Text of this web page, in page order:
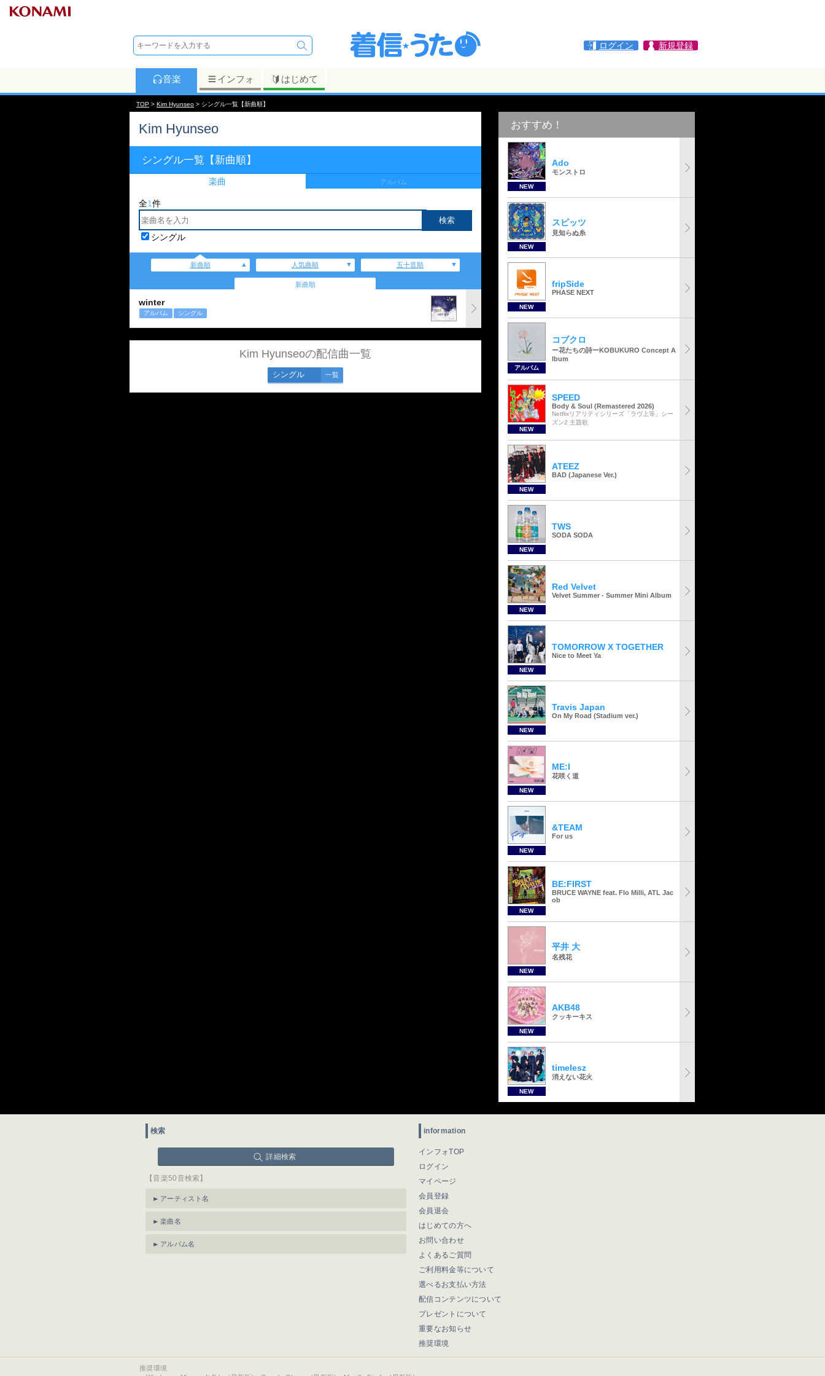
ログイン 新規登録
音楽 インフォ はじめて
TOP > Kim Hyunseo > シングル一覧【新曲順】
Kim Hyunseo
シングル一覧【新曲順】
楽曲 アルバム
全1件
シングル
新曲順 人気曲順 五十音順
新曲順
winter
アルバム シングル
Kim Hyunseoの配信曲一覧
シングル 一覧
おすすめ！
NEW
Ado
モンストロ
NEW
スピッツ
見知らぬ糸
NEW
fripSide
PHASE NEXT
アルバム
コブクロ
ー花たちの詩ーKOBUKURO Concept A
lbum
NEW
SPEED
Body & Soul (Remastered 2026)
Netflixリアリティシリーズ「ラヴ上等」シー
ズン2 主題歌
NEW
ATEEZ
BAD (Japanese Ver.)
NEW
TWS
SODA SODA
NEW
Red Velvet
Velvet Summer - Summer Mini Album
NEW
TOMORROW X TOGETHER
Nice to Meet Ya
NEW
Travis Japan
On My Road (Stadium ver.)
NEW
ME:I
花咲く道
NEW
&TEAM
For us
NEW
BE:FIRST
BRUCE WAYNE feat. Flo Milli, ATL Jac
ob
NEW
平井 大
名残花
NEW
AKB48
クッキーキス
NEW
timelesz
消えない花火
検索
詳細検索
【音楽50音検索】
アーティスト名
楽曲名
アルバム名
information
インフォTOP
ログイン
マイページ
会員登録
会員退会
はじめての方へ
お問い合わせ
よくあるご質問
ご利用料金等について
選べるお支払い方法
配信コンテンツについて
プレゼントについて
重要なお知らせ
推奨環境
推奨環境